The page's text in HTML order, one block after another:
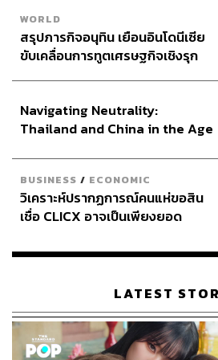
ABOUT THE
THE
กองบรรณาธิการ
ABOUT THE
ณาฌารัฐ ภักดีอ
ช่างภาพข่าว ปร
STANDARD
WORLD
สรุปภารกิจอนุทิน เยือนอินโดนีเซีย
ขับเคลื่อนการทูตเศรษฐกิจเชิงรุก
Navigating Neutrality:
Thailand and China in the Age
BUSINESS / ECONOMIC
วิเคราะห์ปรากฏการณ์คนแห่ขอสิน
เชื่อ CLICX อาจเป็นเพียงยอด
เรือนไทยที่ถูกซุกไว้
LATEST